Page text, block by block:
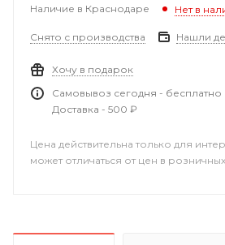
Наличие в Краснодаре Нет в
Снято с производства Нашли
Хочу в подарок
Самовывоз сегодня - бесплатно
Доставка - 500 ₽
Цена действительна только для
может отличаться от цен в